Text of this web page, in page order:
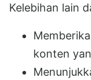
Kelebihan lain
konten